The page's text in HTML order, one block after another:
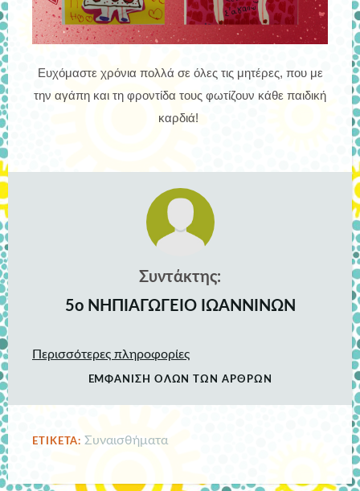
Ευχόμαστε χρόνια πολλά σε όλες τις μητέρες, που με
την αγάπη και τη φροντίδα τους φωτίζουν κάθε παιδική
καρδιά!
Συντάκτης:
5ο ΝΗΠΙΑΓΩΓΕΙΟ ΙΩΑΝΝΙΝΩΝ
Περισσότερες πληροφορίες
ΕΜΦΆΝΙΣΗ ΌΛΩΝ ΤΩΝ ΆΡΘΡΩΝ
ΕΤΙΚΈΤΑ: Συναισθήματα